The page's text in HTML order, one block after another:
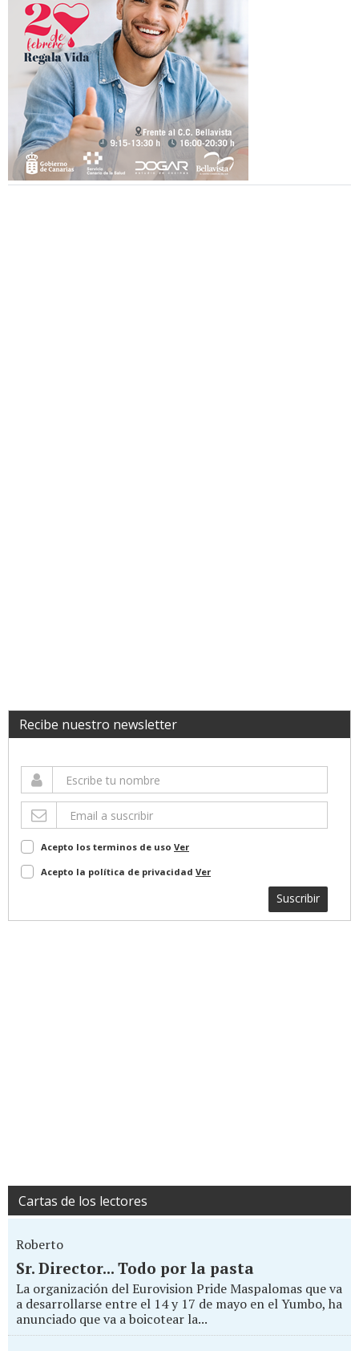
Recibe nuestro newsletter
Acepto los terminos de uso Ver
Acepto la política de privacidad Ver
Suscribir
Cartas de los lectores
Roberto
Sr. Director... Todo por la pasta
La organización del Eurovision Pride Maspalomas que va
a desarrollarse entre el 14 y 17 de mayo en el Yumbo, ha
anunciado que va a boicotear la...